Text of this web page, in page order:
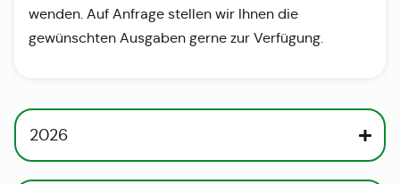
wenden. Auf Anfrage stellen wir Ihnen die
gewünschten Ausgaben gerne zur Verfügung.
2026